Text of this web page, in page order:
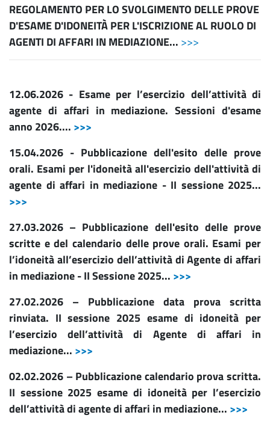
REGOLAMENTO PER LO SVOLGIMENTO DELLE PROVE
D'ESAME D'IDONEITÀ PER L'ISCRIZIONE AL RUOLO DI
AGENTI DI AFFARI IN MEDIAZIONE... >>>
12.06.2026 - Esame per l’esercizio dell’attività di
agente di affari in mediazione. Sessioni d'esame
anno 2026.... >>>
15.04.2026 - Pubblicazione dell'esito delle prove
orali. Esami per l'idoneità all'esercizio dell'attività di
agente di affari in mediazione - II sessione 2025...
>>>
27.03.2026 – Pubblicazione dell'esito delle prove
scritte e del calendario delle prove orali. Esami per
l’idoneità all’esercizio dell’attività di Agente di affari
in mediazione - II Sessione 2025... >>>
27.02.2026 – Pubblicazione data prova scritta
rinviata. II sessione 2025 esame di idoneità per
l’esercizio dell’attività di Agente di affari in
mediazione... >>>
02.02.2026 – Pubblicazione calendario prova scritta.
II sessione 2025 esame di idoneità per l’esercizio
dell’attività di agente di affari in mediazione... >>>